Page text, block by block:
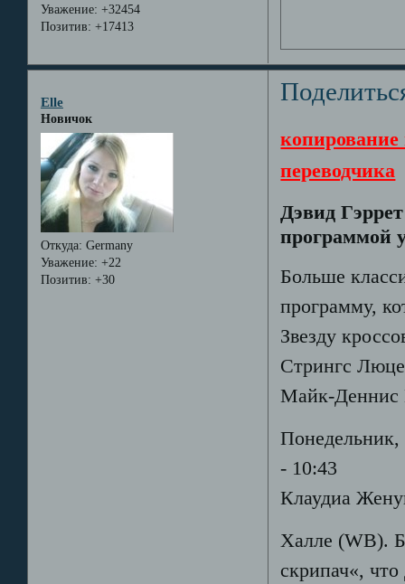
Уважение: +32454
Позитив: +17413
Elle
Новичок
Откуда: Germany
Уважение: +22
Позитив: +30
копирование
переводчика
Дэвид
программой
Больше
программу,
Звезду
Стрингс
Майк-
Понедельник,
- 10:43
Клаудиа
Халле (WB).
скрипач«,